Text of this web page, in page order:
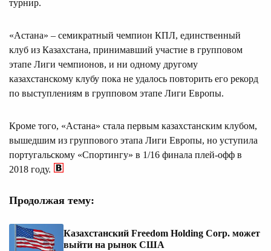
турнир.
«Астана» – семикратный чемпион КПЛ, единственный
клуб из Казахстана, принимавший участие в групповом
этапе Лиги чемпионов, и ни одному другому
казахстанскому клубу пока не удалось повторить его рекорд
по выступлениям в групповом этапе Лиги Европы.
Кроме того, «Астана» стала первым казахстанским клубом,
вышедшим из группового этапа Лиги Европы, но уступила
португальскому «Спортингу» в 1/16 финала плей-офф в
2018 году.
Продолжая тему:
Казахстанский Freedom Holding Corp. может
выйти на рынок США